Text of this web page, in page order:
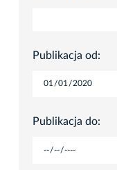
Publikacja od:
Publikacja do: